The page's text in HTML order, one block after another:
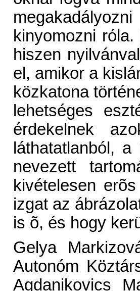
kinyomozni
hiszen
el, amikor a
közkatona
lehetséges
érdekelnek
láthatatlanból,
nevezett
kivételesen
izgat az
is õ, és hogy
Gelya
Autonóm
Agdanikovics